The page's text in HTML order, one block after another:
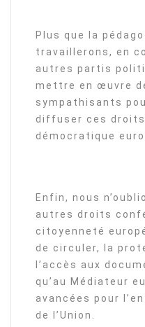
Plus que la
travaillerons, en
autres partis
mettre en œuvre
sympathisants
diffuser ces
démocratique
Enfin, nous
autres droits
citoyenneté
de circuler, la
l’accès aux
qu’au Médiateur
avancées pour
de l’Union.